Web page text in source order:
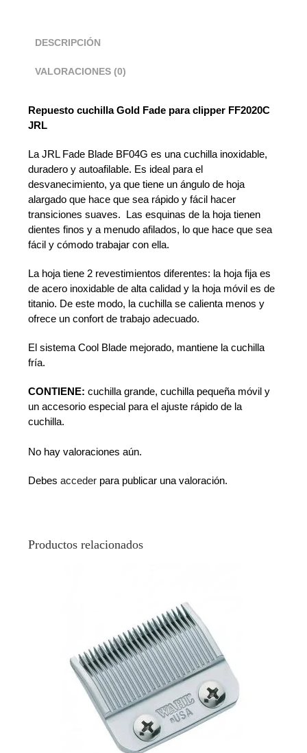
DESCRIPCIÓN
VALORACIONES (0)
Repuesto cuchilla Gold Fade para clipper FF2020C
JRL
La JRL Fade Blade BF04G es una cuchilla inoxidable,
duradero y autoafilable. Es ideal para el
desvanecimiento, ya que tiene un ángulo de hoja
alargado que hace que sea rápido y fácil hacer
transiciones suaves. Las esquinas de la hoja tienen
dientes finos y a menudo afilados, lo que hace que sea
fácil y cómodo trabajar con ella.
La hoja tiene 2 revestimientos diferentes: la hoja fija es
de acero inoxidable de alta calidad y la hoja móvil es de
titanio. De este modo, la cuchilla se calienta menos y
ofrece un confort de trabajo adecuado.
El sistema Cool Blade mejorado, mantiene la cuchilla
fría.
CONTIENE: cuchilla grande, cuchilla pequeña móvil y
un accesorio especial para el ajuste rápido de la
cuchilla.
No hay valoraciones aún.
Debesacceder para publicar una valoración.
Productos relacionados